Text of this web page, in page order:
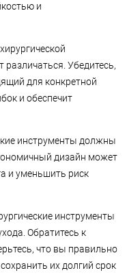
и
Убедитесь,
для конкретной
и обеспечит
инструменты должны
дизайн может
и уменьшить риск
инструменты
Обратитесь к
что вы правильно
их долгий срок